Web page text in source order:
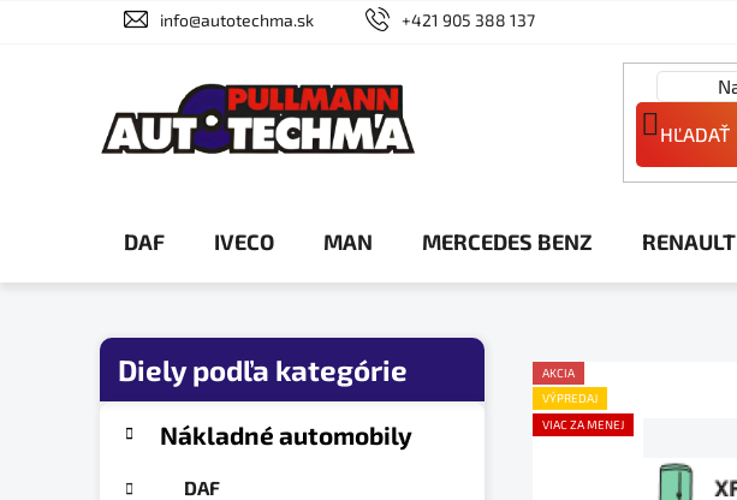
info@autotechma.sk +421 905 388 137
HĽADAŤ
DAF IVECO MAN MERCEDES BENZ
B
kategórieNákladné automobily
DAF
AKCIA
VÝPREDAJ
VIAC ZA MENEJ